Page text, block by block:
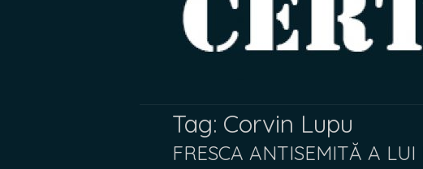
Tag: Corvin Lupu
FRESCA ANTISEMITĂ A